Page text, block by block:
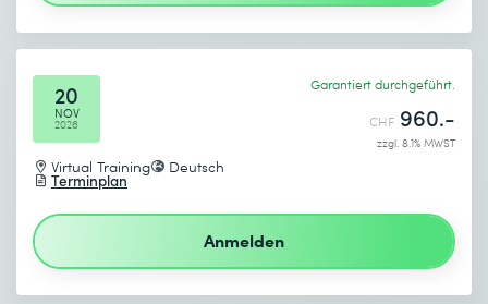
20
NOV
2026
Virtual Training Deutsch
Terminplan
Garantiert durchgeführt.
CHF 960.-
zzgl. 8.1% MWST
Anmelden